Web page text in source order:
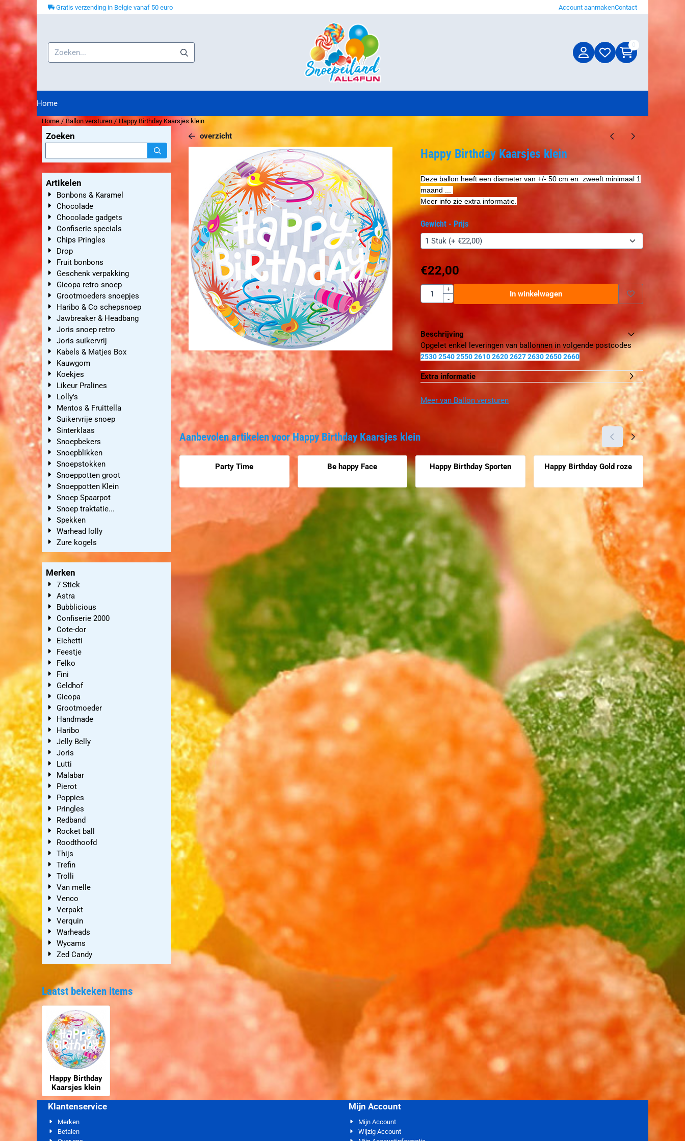
Cookievoorkeuren zijn beschikbaar. Kies instellingen of sta alle cookies toe.
Gratis verzending in Belgie vanaf 50 euro Account aanmakenContact
Zoeken 0
Home
Home / Ballon versturen / Happy Birthday Kaarsjes klein
Zoeken
Artikelen
Bonbons & Karamel
Chocolade
Chocolade gadgets
Confiserie specials
Chips Pringles
Drop
Fruit bonbons
Geschenk verpakking
Gicopa retro snoep
Grootmoeders snoepjes
Haribo & Co schepsnoep
Jawbreaker & Headbang
Joris snoep retro
Joris suikervrij
Kabels & Matjes Box
Kauwgom
Koekjes
Likeur Pralines
Lolly's
Mentos & Fruittella
Suikervrije snoep
Sinterklaas
Snoepbekers
Snoepblikken
Snoepstokken
Snoeppotten groot
Snoeppotten Klein
Snoep Spaarpot
Snoep traktatie...
Spekken
Warhead lolly
Zure kogels
Merken
7 Stick
Astra
Bubblicious
Confiserie 2000
Cote-dor
Eichetti
Feestje
Felko
Fini
Geldhof
Gicopa
Grootmoeder
Handmade
Haribo
Jelly Belly
Joris
Lutti
Malabar
Pierot
Poppies
Pringles
Redband
Rocket ball
Roodthoofd
Thijs
Trefin
Trolli
Van melle
Venco
Verpakt
Verquin
Warheads
Wycams
Zed Candy
overzicht
Happy Birthday Kaarsjes klein
Deze ballon heeft een diameter van +/- 50 cm en zweeft minimaal 1
maand ...
Meer info zie extra informatie.
Gewicht - Prijs
€22,00
Aantal
+
-
In winkelwagen
Beschrijving
Opgelet enkel leveringen van ballonnen in volgende postcodes
2530 2540 2550 2610 2620 2627 2630 2650 2660
Extra informatie
Meer van Ballon versturen
Aanbevolen artikelen voorHappy Birthday Kaarsjes klein
Party Time
Prijs niet zichtbaar
Be happy Face
Prijs niet zichtbaar
Happy Birthday Sporten
Prijs niet zichtbaar
Happy Birthday Gold roze
Prijs niet zichtbaar Prijs
Laatst bekeken items
Happy Birthday
Kaarsjes klein
Klantenservice
Merken
Betalen
Mijn Account
Mijn Account
Wijzig Account